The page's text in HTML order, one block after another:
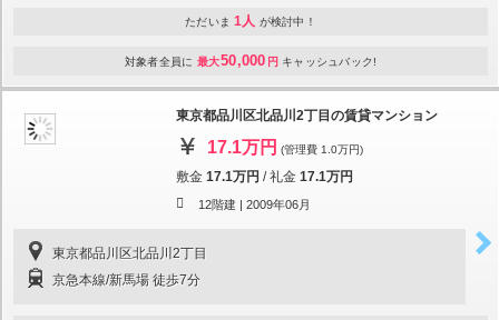
ただいま 1人 が検討中！
対象者全員に 最大50,000 円 キャッシュバック!
東京都品川区北品川2丁目の賃貸マンション
17.1万円 (管理費 1.0万円)
敷金 17.1万円 /礼金 17.1万円
12階建 | 2009年06月
東京都品川区北品川2丁目
京急本線/新馬場 徒歩7分